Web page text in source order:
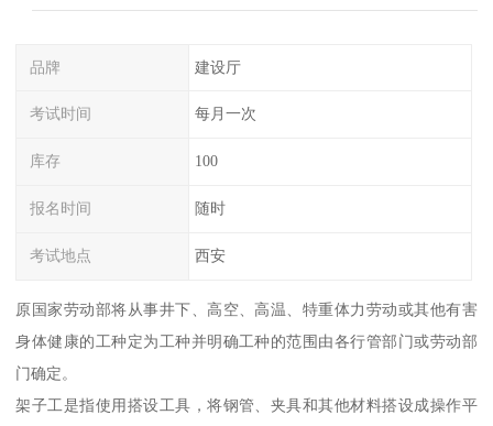
品牌 建设厅
考试时间 每月一次
库存 100
报名时间 随时
考试地点 西安
原国家劳动部将从事井下、高空、高温、特重体力劳动或其他有害
身体健康的工种定为工种并明确工种的范围由各行管部门或劳动部
门确定。
架子工是指使用搭设工具，将钢管、夹具和其他材料搭设成操作平